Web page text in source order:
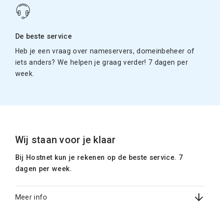
De beste service
Heb je een vraag over nameservers, domeinbeheer of
iets anders? We helpen je graag verder! 7 dagen per
week.
Wij staan voor je klaar
Bij Hostnet kun je rekenen op de beste service. 7
dagen per week.
Meer info